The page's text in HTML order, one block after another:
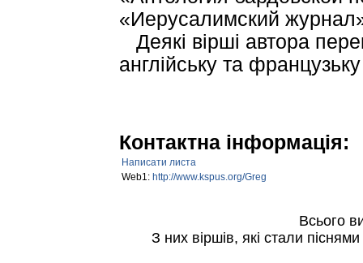
«Иерусалимский
Деякі вірші автора
англійську та
Контактна інформація:
Написати листа
Web1: http://www.kspus.org/Greg
Всього
З них віршів, які стали піснями